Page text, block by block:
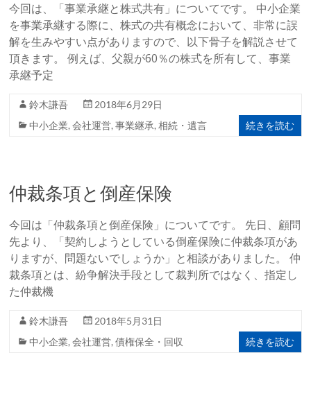
今回は、「事業承継と株式共有」についてです。 中小企業
を事業承継する際に、株式の共有概念において、非常に誤
解を生みやすい点がありますので、以下骨子を解説させて
頂きます。 例えば、父親が60％の株式を所有して、事業
承継予定
鈴木謙吾
2018年6月29日
中小企業,会社運営,事業継承,相続・遺言 続きを読む
仲裁条項と倒産保険
今回は「仲裁条項と倒産保険」についてです。 先日、顧問
先より、「契約しようとしている倒産保険に仲裁条項があ
りますが、問題ないでしょうか」と相談がありました。 仲
裁条項とは、紛争解決手段として裁判所ではなく、指定し
た仲裁機
鈴木謙吾
2018年5月31日
中小企業,会社運営,債権保全・回収 続きを読む